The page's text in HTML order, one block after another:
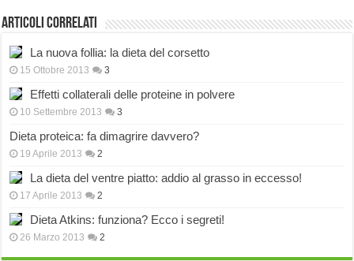
Articoli correlati
La nuova follia: la dieta del corsetto
15 Ottobre 2013 3
Effetti collaterali delle proteine in polvere
10 Settembre 2013 3
Dieta proteica: fa dimagrire davvero?
19 Aprile 2013 2
La dieta del ventre piatto: addio al grasso in eccesso!
17 Aprile 2013 2
Dieta Atkins: funziona? Ecco i segreti!
26 Marzo 2013 2